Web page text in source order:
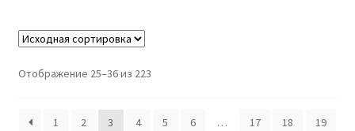
Отображение 25–36 из 223
1 2 3 4 5 6 … 17 18 19